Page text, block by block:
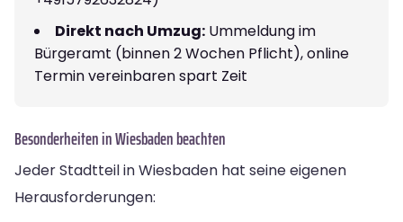
Direkt nach Umzug: Ummeldung im
Bürgeramt (binnen 2 Wochen Pflicht), online
Termin vereinbaren spart Zeit
Besonderheiten in Wiesbaden beachten
Jeder Stadtteil in Wiesbaden hat seine eigenen
Herausforderungen: